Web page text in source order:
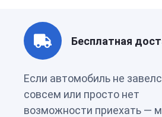
70
Бесплатная
Если автомобиль не
совсем или просто нет
возможности приехать —